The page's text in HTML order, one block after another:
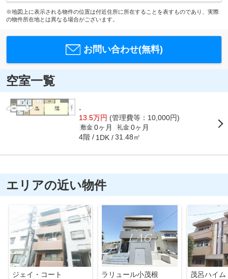
※地図上に表示される物件の位置は付近住所に所在することを表すものであり、実際
の物件所在地とは異なる場合がございます。
お問い合わせ(無料)
空室一覧
-
13.5万円 (管理費等：10,000円)
敷金 0ヶ月 礼金 0ヶ月
4階 1DK 31.48㎡
エリアの近い物件
ジェイ・コート
ラリュール小茂根
茂呂ハイム